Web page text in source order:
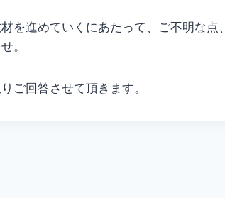
を進めていくにあたって、ご不明な
。
ご回答させて頂きます。